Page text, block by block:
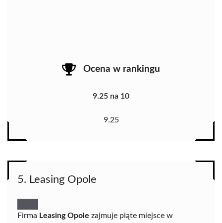
Ocena w rankingu
9.25 na 10
9.25
5. Leasing Opole
Firma Leasing Opole zajmuje piąte miejsce w